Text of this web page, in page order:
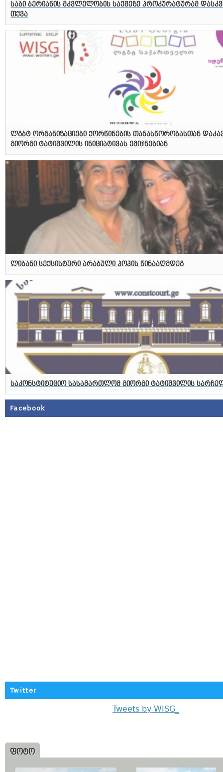
საბი ბერიანის მკვლელობის საქმეზე პროკურატურამ
თქვა
ლგბტ ორგანიზაციები ქორწინების თანასწორობასთან
გიორგი ტატიშვილის ინიციატივას ემიჯნებიან
ლიბანი სექსისტური არაბული პოპის წინააღმდეგ
საკონსტიტუციო სასამართლომ გიორგი ტატიშვილის
Facebook
Twitter
Tweets by WISG_
ᲤᲝᲢᲝ